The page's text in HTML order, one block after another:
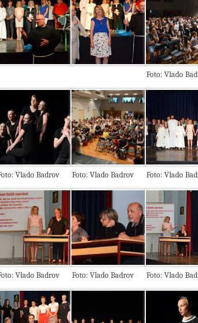
Foto: Vlado
Vlado Badrov Foto: Vlado Badrov Foto: Vlado
Vlado Badrov Foto: Vlado Badrov Foto: Vlado